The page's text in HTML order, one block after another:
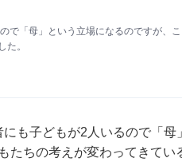
で「母」という立場になるのですが、
。
も子どもが2人いるので「母
たちの考えが変わってきてい